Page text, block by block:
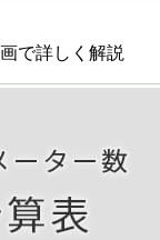
で詳しく解説